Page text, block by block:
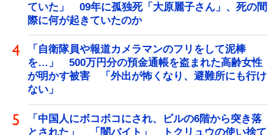
ていた」 09年に孤独死「大原麗子さん」、死の間
際に何が起きていたのか
「自衛隊員や報道カメラマンのフリをして泥棒
を…」 500万円分の預金通帳を盗まれた高齢女性
が明かす被害 「外出が怖くなり、避難所にも行け
ない」
「中国人にボコボコにされ、ビルの6階から突き落
とされた」 「闇バイト」 トクリュウの使い捨て